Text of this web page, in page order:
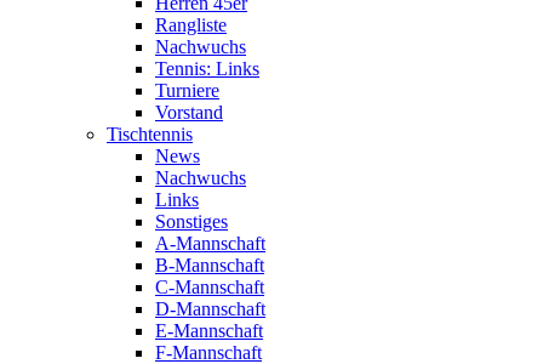
Rangliste
Nachwuchs
Tennis: Links
Turniere
Vorstand
Tischtennis
News
Nachwuchs
Links
Sonstiges
A-Mannschaft
B-Mannschaft
C-Mannschaft
D-Mannschaft
E-Mannschaft
F-Mannschaft